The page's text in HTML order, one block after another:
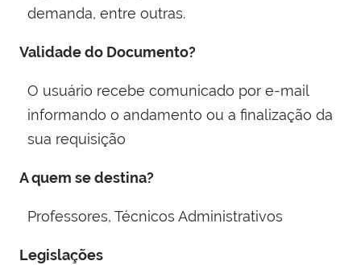
demanda, entre outras.
Validade do Documento?
O usuário recebe comunicado por e-mail
informando o andamento ou a finalização da
sua requisição
A quem se destina?
Professores, Técnicos Administrativos
Legislações